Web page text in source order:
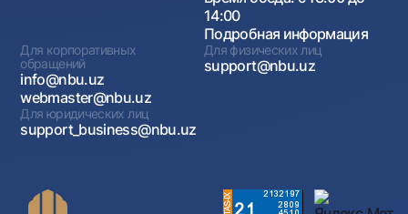
14:00
Подробная информация
Для корпоративных
обращений
info@nbu.uz
webmaster@nbu.uz
Для физических лиц
support@nbu.uz
Для юридических лиц
support_business@nbu.uz